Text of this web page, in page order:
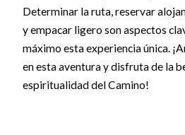
Determinar la ruta, reservar
y empacar ligero son aspectos
máximo esta experiencia única.
en esta aventura y disfruta de la
espiritualidad del Camino!